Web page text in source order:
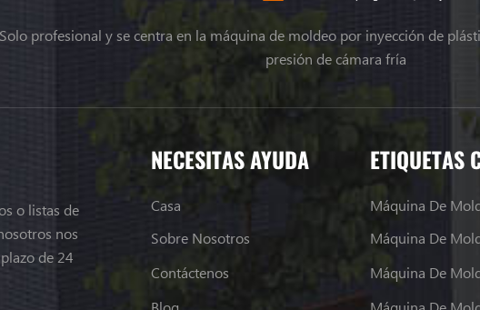
Solo profesional y se centra en la máquina de moldeo por inyección de
presión de cámara fría
o listas de
nos
de 24
NECESITAS AYUDA
Casa
Sobre Nosotros
Contáctenos
ETIQUETAS
Máquina De
Máquina De
Máquina De